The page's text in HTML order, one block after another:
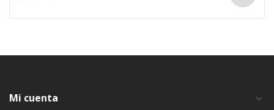
Mi cuenta